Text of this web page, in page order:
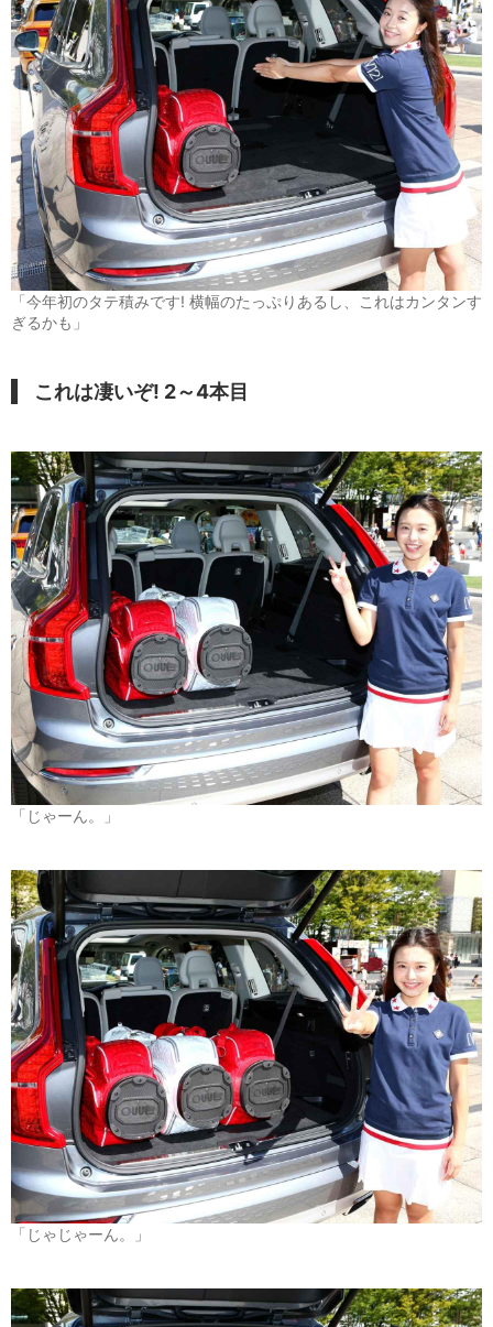
「今年初のタテ積みです! 横幅のたっぷりあるし、これはカンタンす
ぎるかも」
これは凄いぞ! 2～4本目
「じゃーん。」
「じゃじゃーん。」